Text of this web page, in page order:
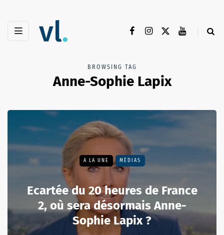
BROWSING TAG
Anne-Sophie Lapix
A LA UNE MÉDIAS
Ecartée du 20 heures de France
2, où sera désormais Anne-
Sophie Lapix ?